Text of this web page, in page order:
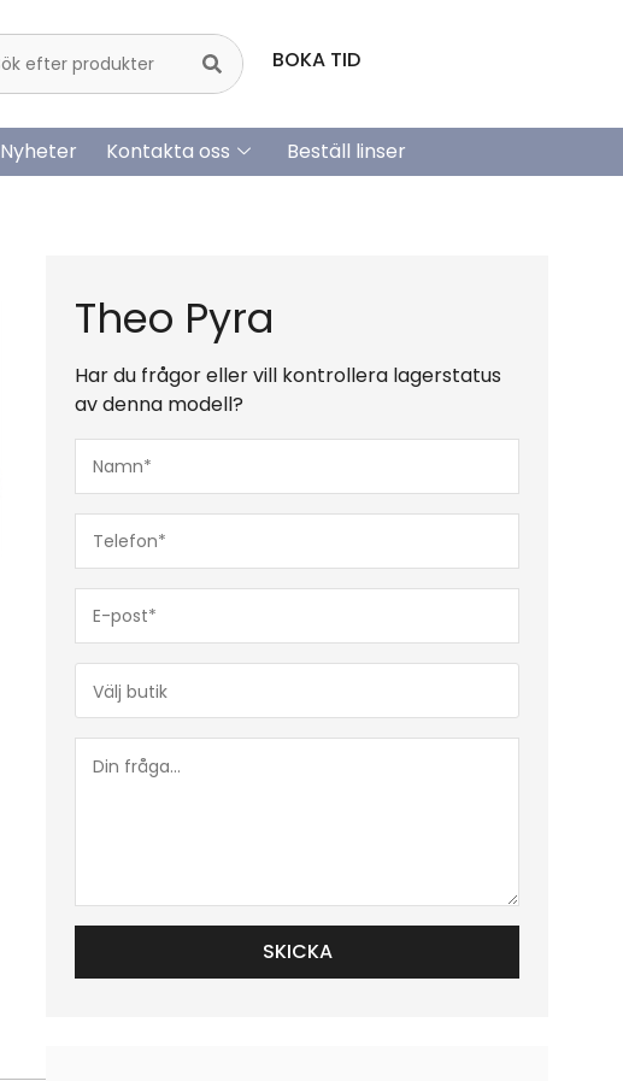
BOKA TID
Nyheter Kontakta oss Beställ linser
Theo Pyra
Har du frågor eller vill kontrollera lagerstatus
av denna modell?
post*
(Obligatoriskt)
(Obligatoriskt)
fråga...